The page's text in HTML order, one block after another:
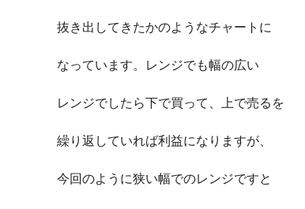
抜き出してきたかのようなチャートに
なっています。レンジでも幅の広い
レンジでしたら下で買って、上で売るを
繰り返していれば利益になりますが、
今回のように狭い幅でのレンジですと